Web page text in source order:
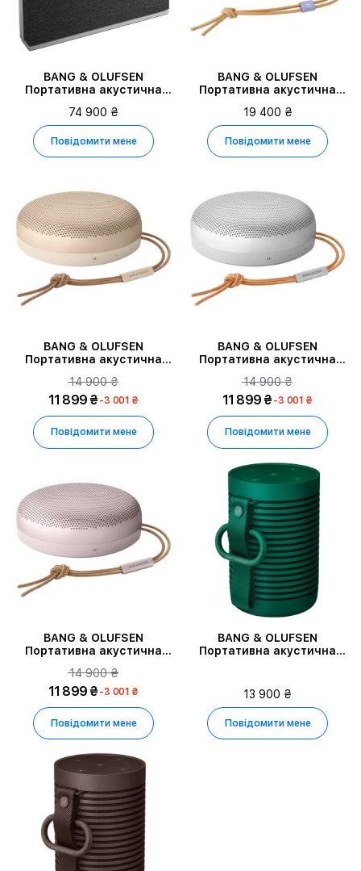
BANG & OLUFSEN
Портативна акустична
Темно-сірий
74 900 ₴
Повідомити мене
BANG & OLUFSEN
Портативна акустична
Gen, Lavender Purple
19 400 ₴
Повідомити мене
BANG & OLUFSEN
Портативна акустична
Gen, Золотий
14 900 ₴
11 899 ₴ -3 001 ₴
Повідомити мене
BANG & OLUFSEN
Портативна акустична
Gen, Grey Mist
14 900 ₴
11 899 ₴ -3 001 ₴
Повідомити мене
BANG & OLUFSEN
Портативна акустична
Gen, Рожевий
14 900 ₴
11 899 ₴ -3 001 ₴
Повідомити мене
BANG & OLUFSEN
Портативна акустична
13 900 ₴
Повідомити мене